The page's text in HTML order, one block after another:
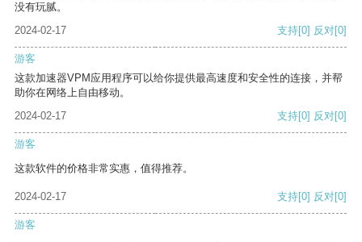
没有玩腻。
2024-02-17
支持[0] 反对[0]
游客
这款加速器VPM应用程序可以给你提供最高速度和安全性的连接，并帮
助你在网络上自由移动。
2024-02-17
支持[0] 反对[0]
游客
这款软件的价格非常实惠，值得推荐。
2024-02-17 支持[0] 反对[0]
游客